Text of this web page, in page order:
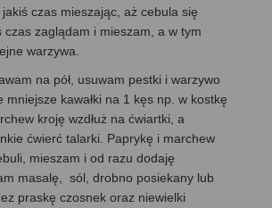
czas mieszając, aż cebula się
czas zaglądam i mieszam, a w tym
warzywa.
na pół, usuwam pestki i warzywo
mniejsze kawałki na 1 kęs np. w kostkę
kroję wzdłuż na ćwiartki, a
ćwierć talarki. Paprykę i marchew
mieszam i od razu dodaję
masalę, sól, drobno posiekany lub
praskę czosnek oraz niewielki